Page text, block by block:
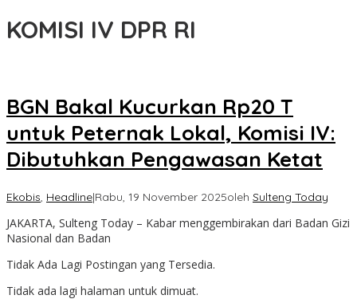
KOMISI IV DPR RI
BGN Bakal Kucurkan Rp20 T
untuk Peternak Lokal, Komisi IV:
Dibutuhkan Pengawasan Ketat
Ekobis, Headline|Rabu, 19 November 2025oleh Sulteng Today
JAKARTA, Sulteng Today – Kabar menggembirakan dari Badan Gizi
Nasional dan Badan
Tidak Ada Lagi Postingan yang Tersedia.
Tidak ada lagi halaman untuk dimuat.